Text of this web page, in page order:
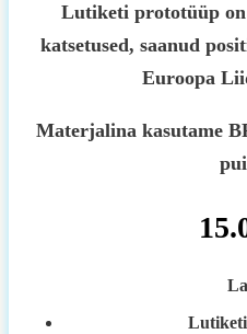
Lutiketi prototüüp
katsetused, saanud
Euroopa
Materjalina kasutame